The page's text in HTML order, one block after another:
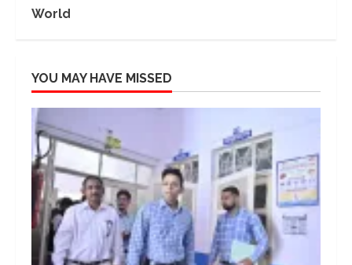
World
YOU MAY HAVE MISSED